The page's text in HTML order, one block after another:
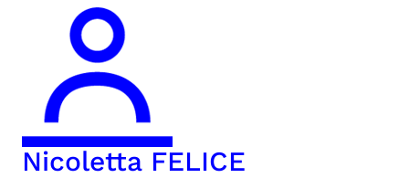
Nicoletta FELICE